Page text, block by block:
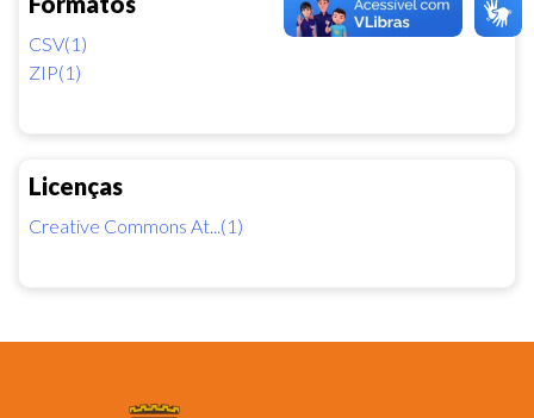
CSV(1)
ZIP(1)
Licenças
Creative Commons At...(1)